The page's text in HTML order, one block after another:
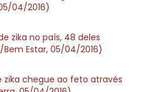
04/2016)
zika no país, 48 deles
Estar, 05/04/2016)
zika chegue ao feto através